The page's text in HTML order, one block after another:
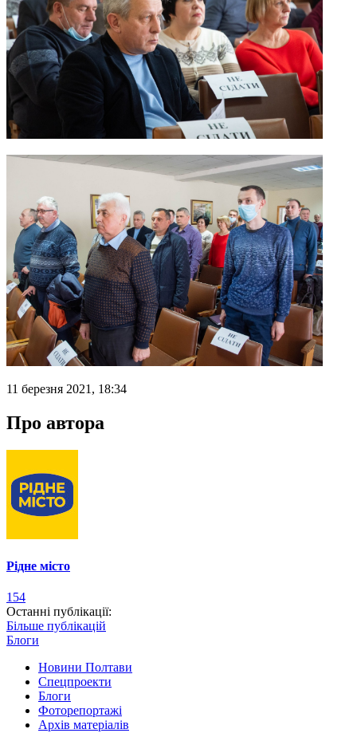
11 березня 2021, 18:34
Про автора
Рідне місто
154
Останні публікації:
Більше публікацій
Блоги
Новини Полтави
Спецпроекти
Блоги
Фоторепортажі
Архів матеріалів